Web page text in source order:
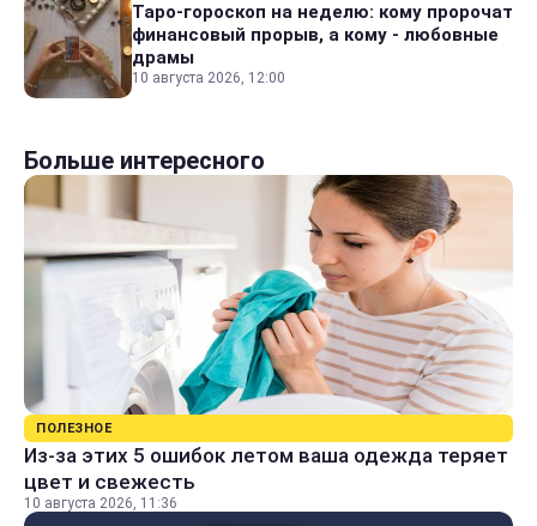
Таро-гороскоп на неделю: кому пророчат
финансовый прорыв, а кому - любовные
драмы
10 августа 2026, 12:00
Больше интересного
ПОЛЕЗНОЕ
Из-за этих 5 ошибок летом ваша одежда теряет
цвет и свежесть
10 августа 2026, 11:36